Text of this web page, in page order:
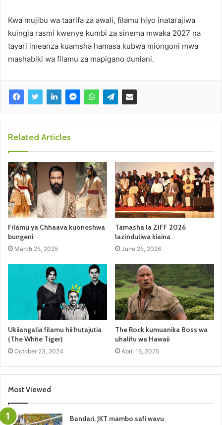
Kwa mujibu wa taarifa za awali, filamu hiyo inatarajiwa
kuingia rasmi kwenye kumbi za sinema mwaka 2027 na
tayari imeanza kuamsha hamasa kubwa miongoni mwa
mashabiki wa filamu za mapigano duniani.
Related Articles
Filamu ya Chhaava kuoneshwa
bungeni
March 25, 2025
Tamasha la ZIFF 2026
lazinduliwa kiaina
June 25, 2026
Ukiiangalia filamu hii hutajutia
(The White Tiger)
October 23, 2024
The Rock kumuanika Boss wa
uhalifu wa Hawaii
April 16, 2025
Most Viewed
Bandari, JKT mambo safi wavu